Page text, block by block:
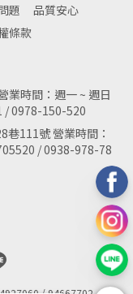
題
品質安心
條款
業時間：週一 ~ 週日
/ 0978-150-520
111號 營業時間：
/ 0938-978-78
page
Line page